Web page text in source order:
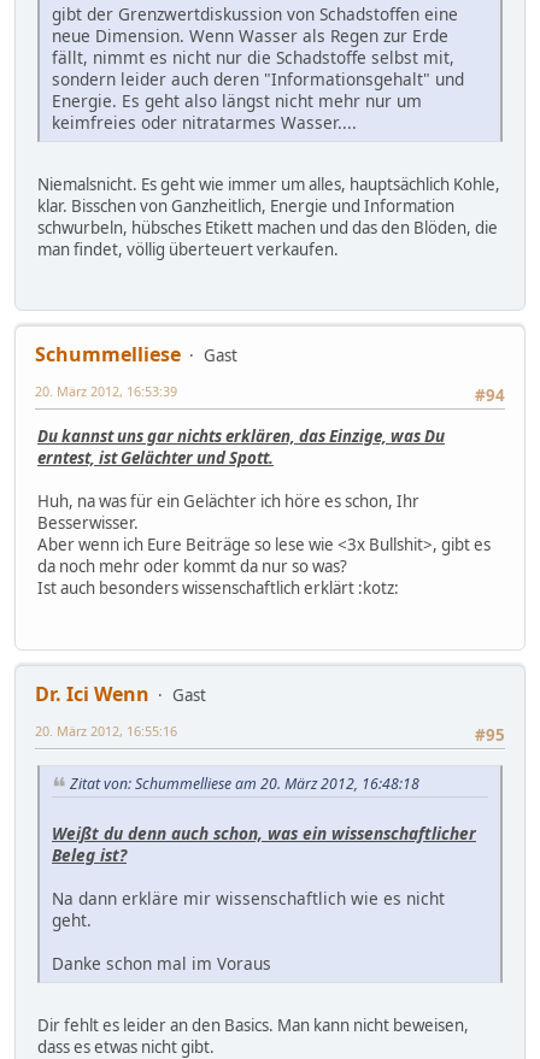
gibt der Grenzwertdiskussion von Schadstoffen eine
neue Dimension. Wenn Wasser als Regen zur Erde
fällt, nimmt es nicht nur die Schadstoffe selbst mit,
sondern leider auch deren "Informationsgehalt" und
Energie. Es geht also längst nicht mehr nur um
keimfreies oder nitratarmes Wasser....
Niemalsnicht. Es geht wie immer um alles, hauptsächlich Kohle,
klar. Bisschen von Ganzheitlich, Energie und Information
schwurbeln, hübsches Etikett machen und das den Blöden, die
man findet, völlig überteuert verkaufen.
Schummelliese
Gast
#94
20. März 2012, 16:53:39
Du kannst uns gar nichts erklären, das Einzige, was Du
erntest, ist Gelächter und Spott.
Huh, na was für ein Gelächter ich höre es schon, Ihr
Besserwisser.
Aber wenn ich Eure Beiträge so lese wie <3x Bullshit>, gibt es
da noch mehr oder kommt da nur so was?
Ist auch besonders wissenschaftlich erklärt :kotz:
Dr. Ici Wenn
Gast
#95
20. März 2012, 16:55:16
Zitat von: Schummelliese am 20. März 2012, 16:48:18
Weißt du denn auch schon, was ein wissenschaftlicher
Beleg ist?
Na dann erkläre mir wissenschaftlich wie es nicht
geht.
Danke schon mal im Voraus
Dir fehlt es leider an den Basics. Man kann nicht beweisen,
dass es etwas nicht gibt.